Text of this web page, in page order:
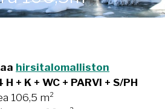
hirsitalomalliston
+ K + WC + PARVI + S/PH
106,5 m²